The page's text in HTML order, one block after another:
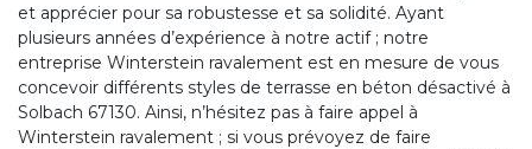
et apprécier pour sa robustesse et sa solidité. Ayant
plusieurs années d’expérience à notre actif ; notre
entreprise Winterstein ravalement est en mesure de vous
concevoir différents styles de terrasse en béton désactivé à
Solbach 67130. Ainsi, n’hésitez pas à faire appel à
Winterstein ravalement ; si vous prévoyez de faire